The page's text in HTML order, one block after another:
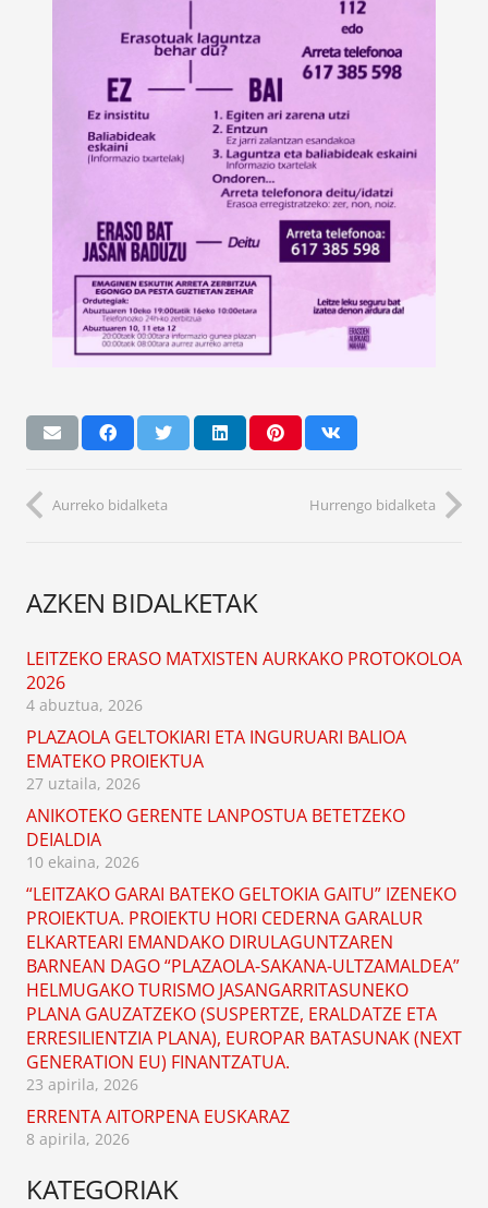
Aurreko bidalketa Hurrengo bidalketa
AZKEN BIDALKETAK
LEITZEKO ERASO MATXISTEN AURKAKO PROTOKOLOA
2026
4 abuztua, 2026
PLAZAOLA GELTOKIARI ETA INGURUARI BALIOA
EMATEKO PROIEKTUA
27 uztaila, 2026
ANIKOTEKO GERENTE LANPOSTUA BETETZEKO
DEIALDIA
10 ekaina, 2026
“LEITZAKO GARAI BATEKO GELTOKIA GAITU” IZENEKO
PROIEKTUA. PROIEKTU HORI CEDERNA GARALUR
ELKARTEARI EMANDAKO DIRULAGUNTZAREN
BARNEAN DAGO “PLAZAOLA-SAKANA-ULTZAMALDEA”
HELMUGAKO TURISMO JASANGARRITASUNEKO
PLANA GAUZATZEKO (SUSPERTZE, ERALDATZE ETA
ERRESILIENTZIA PLANA), EUROPAR BATASUNAK (NEXT
GENERATION EU) FINANTZATUA.
23 apirila, 2026
ERRENTA AITORPENA EUSKARAZ
8 apirila, 2026
KATEGORIAK